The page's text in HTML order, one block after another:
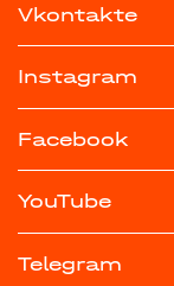
Vkontakte
Instagram
Facebook
YouTube
Telegram